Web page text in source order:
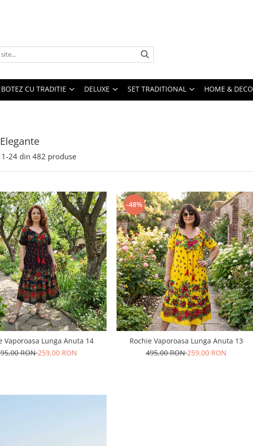
BOTEZ CU TRADITIE DELUXE SET TRADITIONAL HOME & DECO
1-24 din 482 produse
Vaporoasa Lunga Anuta 14
RON259,00 RON
-48%
Rochie Vaporoasa Lunga Anuta 13
495,00 RON259,00 RON